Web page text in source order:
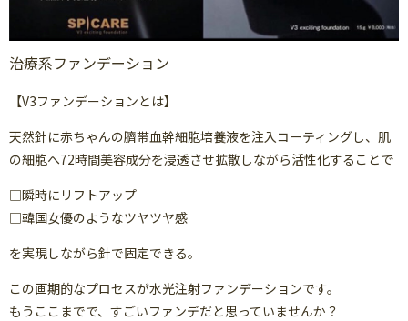
治療系ファンデーション
【V3ファンデーションとは】
天然針に赤ちゃんの臍帯血幹細胞培養液を注入コーティングし、肌
の細胞へ72時間美容成分を浸透させ拡散しながら活性化することで
□瞬時にリフトアップ
□韓国女優のようなツヤツヤ感
を実現しながら針で固定できる。
この画期的なプロセスが水光注射ファンデーションです。
もうここまでで、すごいファンデだと思っていませんか？